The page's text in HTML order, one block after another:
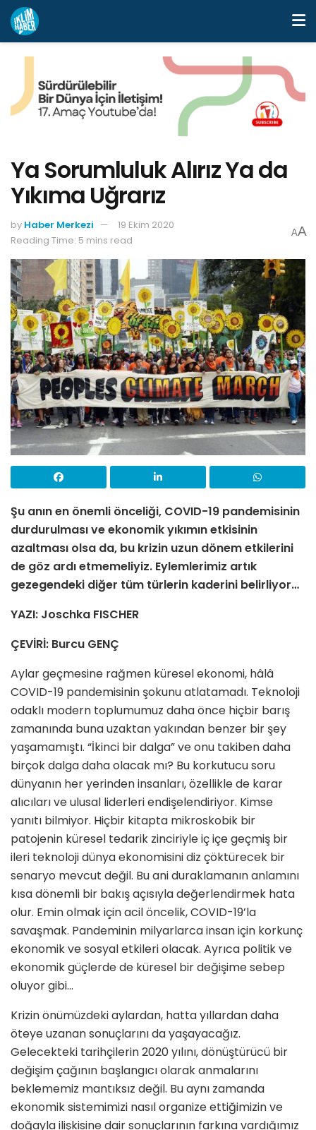
Ya Sorumluluk Alırız Ya da
Yıkıma Uğrarız
by Haber Merkezi
19 Ekim 2020
Reading Time: 5 mins read
AA
Şu anın en önemli önceliği, COVID-19 pandemisinin
durdurulması ve ekonomik yıkımın etkisinin
azaltması olsa da, bu krizin uzun dönem etkilerini
de göz ardı etmemeliyiz. Eylemlerimiz artık
gezegendeki diğer tüm türlerin kaderini belirliyor…
YAZI: Joschka FISCHER
ÇEVİRİ: Burcu GENÇ
Aylar geçmesine rağmen küresel ekonomi, hâlâ
COVID-19 pandemisinin şokunu atlatamadı. Teknoloji
odaklı modern toplumumuz daha önce hiçbir barış
zamanında buna uzaktan yakından benzer bir şey
yaşamamıştı. “İkinci bir dalga” ve onu takiben daha
birçok dalga daha olacak mı? Bu korkutucu soru
dünyanın her yerinden insanları, özellikle de karar
alıcıları ve ulusal liderleri endişelendiriyor. Kimse
yanıtı bilmiyor. Hiçbir kitapta mikroskobik bir
patojenin küresel tedarik zinciriyle iç içe geçmiş bir
ileri teknoloji dünya ekonomisini diz çöktürecek bir
senaryo mevcut değil. Bu ani duraklamanın anlamını
kısa dönemli bir bakış açısıyla değerlendirmek hata
olur. Emin olmak için acil öncelik, COVID-19’la
savaşmak. Pandeminin milyarlarca insan için korkunç
ekonomik ve sosyal etkileri olacak. Ayrıca politik ve
ekonomik güçlerde de küresel bir değişime sebep
oluyor gibi…
Krizin önümüzdeki aylardan, hatta yıllardan daha
öteye uzanan sonuçlarını da yaşayacağız.
Gelecekteki tarihçilerin 2020 yılını, dönüştürücü bir
değişim çağının başlangıcı olarak anmalarını
beklememiz mantıksız değil. Bu aynı zamanda
ekonomik sistemimizi nasıl organize ettiğimizin ve
doğayla ilişkisine dair sonuçlarının farkına vardığımız